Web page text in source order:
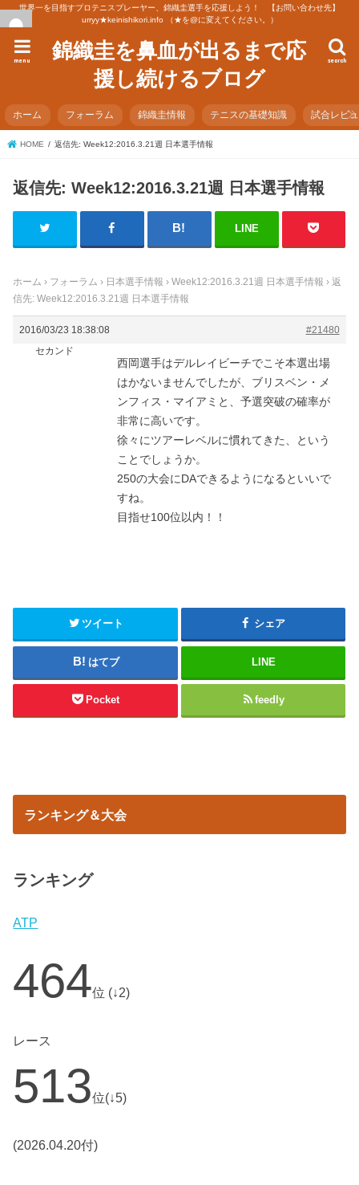
世界一を目指すプロテニスプレーヤー、錦織圭選手を応援しよう！ 【お問い合わせ先】
urryy★keinishikori.info （★を@に変えてください。）
錦織圭を鼻血が出るまで応
援し続けるブログ
search
menu
ホーム フォーラム 錦織圭情報 テニスの基礎知識 試合レビ
HOME 返信先: Week12:2016.3.21週 日本選手情報
返信先: Week12:2016.3.21週 日本選手情報
LINE
ホーム › フォーラム › 日本選手情報 › Week12:2016.3.21週 日本選手情報 › 返
信先: Week12:2016.3.21週 日本選手情報
2016/03/23 18:38:08
#21480
セカンド
西岡選手はデルレイビーチでこそ本選出場
はかないませんでしたが、ブリスベン・メ
ンフィス・マイアミと、予選突破の確率が
非常に高いです。
徐々にツアーレベルに慣れてきた、という
ことでしょうか。
250の大会にDAできるようになるといいで
すね。
目指せ100位以内！！
ツイート シェア
はてブ LINE
Pocket feedly
ランキング＆大会
ランキング
ATP
464位 (↓2)
レース
513位(↓5)
(2026.04.20付)